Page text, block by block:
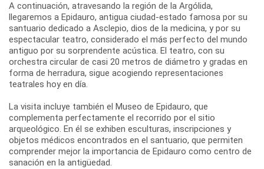
A continuación, atravesando la región de la Argólida,
llegaremos a Epidauro, antigua ciudad-estado famosa por su
santuario dedicado a Asclepio, dios de la medicina, y por su
espectacular teatro, considerado el más perfecto del mundo
antiguo por su sorprendente acústica. El teatro, con su
orchestra circular de casi 20 metros de diámetro y gradas en
forma de herradura, sigue acogiendo representaciones
teatrales hoy en día.
La visita incluye también el Museo de Epidauro, que
complementa perfectamente el recorrido por el sitio
arqueológico. En él se exhiben esculturas, inscripciones y
objetos médicos encontrados en el santuario, que permiten
comprender mejor la importancia de Epidauro como centro de
sanación en la antigüedad.